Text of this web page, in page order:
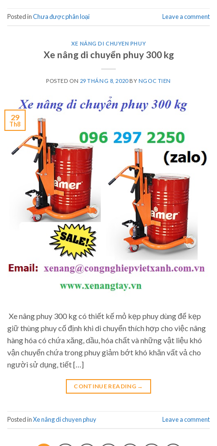
Posted inChưa được phân loại Leave a comment
XE NÂNG DI CHUYEN PHUY
Xe nâng di chuyển phuy 300 kg
POSTED ON 29 THÁNG 8, 2020BY NGOC TIEN
29
Th8
Xe nâng phuy 300 kg có thiết kế mỏ kẹp phuy dùng để kẹp
giữ thùng phuy cố định khi di chuyển thích hợp cho việc nâng
hàng hóa có chứa xăng, dầu, hóa chất và những vật liệu khó
vận chuyển chứa trong phuy giảm bớt khó khăn vất vả cho
người sử dụng, tiết […]
CONTINUE READING →
Posted inXe nâng di chuyen phuy Leave a comment